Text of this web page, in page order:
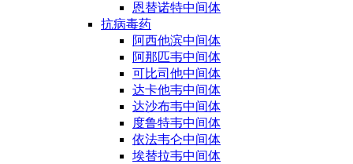
恩替诺特中间体
抗病毒药
阿西他滨中间体
阿那匹韦中间体
可比司他中间体
达卡他韦中间体
达沙布韦中间体
度鲁特韦中间体
依法韦仑中间体
埃替拉韦中间体